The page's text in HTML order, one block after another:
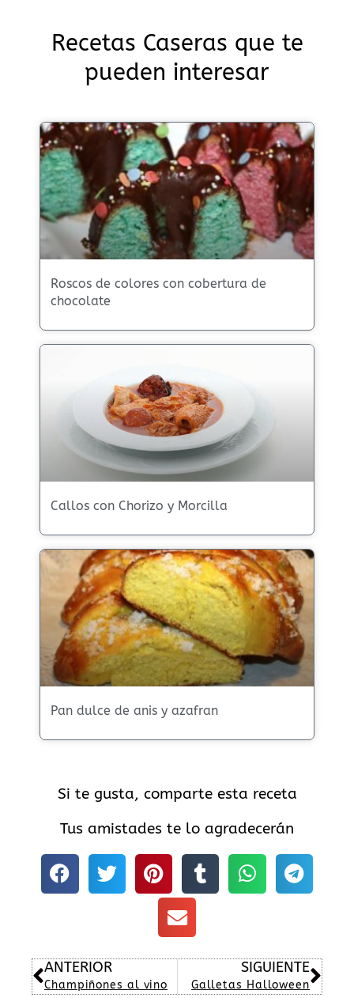
Recetas Caseras que te
pueden interesar
Roscos de colores con cobertura de
chocolate
Callos con Chorizo y Morcilla
Pan dulce de anis y azafran
Si te gusta, comparte esta receta
Tus amistades te lo agradecerán
Ant
ANTERIOR
Champiñones al vino
SIGUIENTE
Galletas Halloween